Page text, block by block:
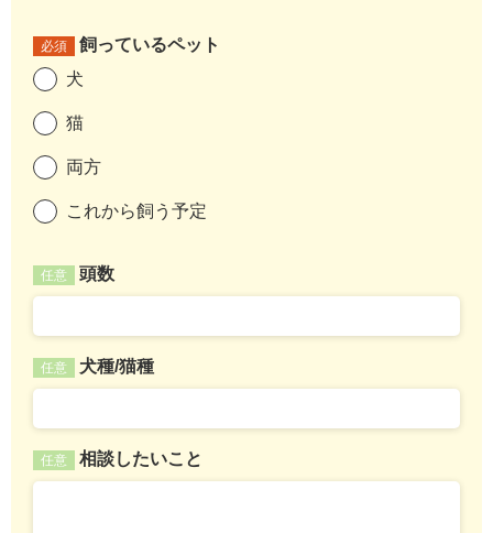
必須
飼っているペット
犬
猫
両方
これから飼う予定
任意 頭数
任意 犬種/猫種
任意 相談したいこと